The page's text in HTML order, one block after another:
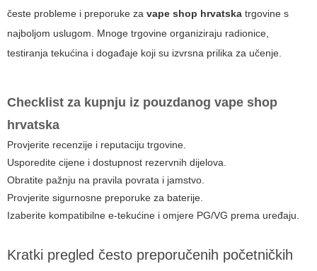
česte probleme i preporuke za vape shop hrvatska trgovine s
najboljom uslugom. Mnoge trgovine organiziraju radionice,
testiranja tekućina i događaje koji su izvrsna prilika za učenje.
Checklist za kupnju iz pouzdanog vape shop
hrvatska
Provjerite recenzije i reputaciju trgovine.
Usporedite cijene i dostupnost rezervnih dijelova.
Obratite pažnju na pravila povrata i jamstvo.
Provjerite sigurnosne preporuke za baterije.
Izaberite kompatibilne e-tekućine i omjere PG/VG prema uređaju.
Kratki pregled često preporučenih početničkih